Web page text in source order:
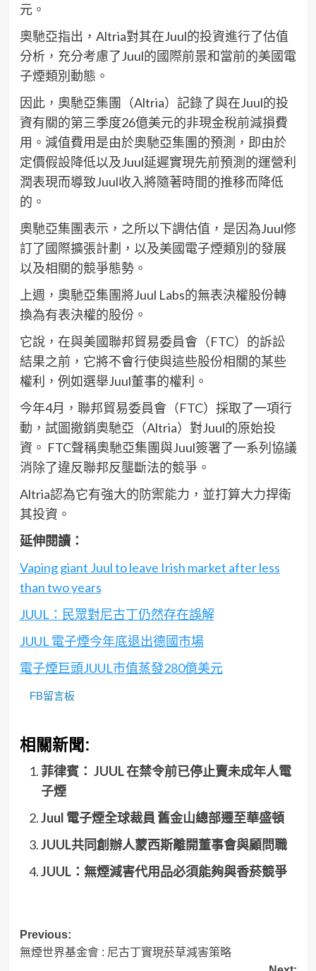
元。
奧馳亞指出，Altria對其在Juul的投資進行了估值
分析，充分考慮了Juul的國際前景和當前的美國電
子煙類別動態。
因此，奧馳亞集團（Altria）記錄了與在Juul的投
資有關的第三季度26億美元的非現金稅前減損費
用。減值費用是由於奧馳亞集團的預測，即由於
定價假設降低以及Juul延遲實現先前預測的運營利
潤表現而導致Juul收入將隨著時間的推移而降低
的。
奧馳亞集團表示，之所以下調估值，是因為Juul修
訂了國際擴張計劃，以及美國電子煙類別的發展
以及相關的競爭態勢。
上週，奧馳亞集團將Juul Labs的無表決權股份轉
換為有表決權的股份。
它說，在與美國聯邦貿易委員會（FTC）的訴訟
結果之前，它將不會行使與這些股份相關的某些
權利，例如選舉Juul董事的權利。
今年4月，聯邦貿易委員會（FTC）採取了一項行
動，試圖撤銷奧馳亞（Altria）對Juul的原始投
資。 FTC聲稱奧馳亞集團與Juul簽署了一系列協議
消除了違反聯邦反壟斷法的競爭。
Altria認為它有強大的防禦能力，並打算大力捍衛
其投資。
延伸閱讀：
Vaping giant Juul to leave Irish market after less
than two years
JUUL：民眾對尼古丁仍然存在誤解
JUUL 電子煙今年底退出德國市場
電子煙巨頭JUUL市值蒸發280億美元
FB留言板
相關新聞:
菲律賓： JUUL 在禁令前已停止賣未成年人電
子煙
Juul 電子煙全球裁員 舊金山總部遷至華盛頓
JUUL共同創辦人蒙西斯離開董事會與顧問職
JUUL：無煙減害代用品必須能夠與香菸競爭
Post
navigation
Previous:
無煙世界基金會 : 尼古丁實現菸草減害策略